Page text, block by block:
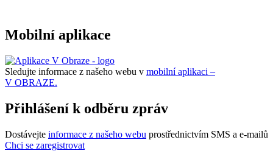
Mobilní aplikace
Sledujte informace z našeho webu v mobilní aplikaci –
V OBRAZE.
Přihlášení k odběru zpráv
Dostávejte informace z našeho webu prostřednictvím SMS a e-mailů
Chci se zaregistrovat